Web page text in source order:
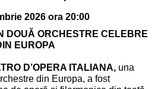
2026 ora 20:00
DOUĂ ORCHESTRE CELEBRE
EUROPA
D’OPERA ITALIANA, una
din Europa, a fost